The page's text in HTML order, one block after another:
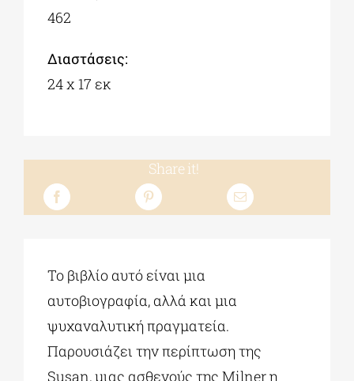
462
Διαστάσεις:
24 x 17 εκ
Share it!
Το βιβλίο αυτό είναι μια
αυτοβιογραφία, αλλά και μια
ψυχαναλυτική πραγματεία.
Παρουσιάζει την περίπτωση της
Susan, μιας ασθενούς της Milner η